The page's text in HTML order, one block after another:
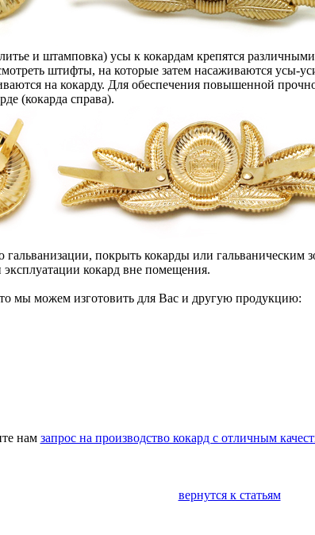
и штамповка) усы к кокардам крепятся
штифты, на которые затем насаживаются усы-
на кокарду. Для обеспечения повышенной
(кокарда справа).
покрыть кокарды или
кокард вне помещения.
мы можем изготовить для Вас и другую продукцию:
нам запрос на производство кокард с отличным
вернутся к статьям